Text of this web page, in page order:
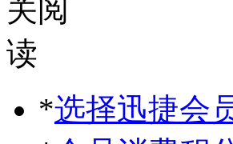
*选择迅捷会